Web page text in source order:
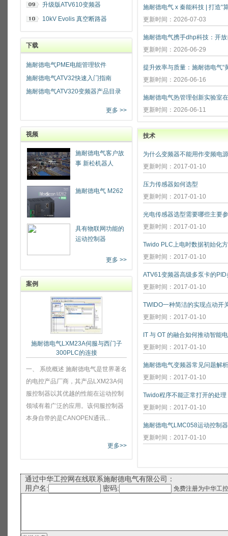
升级版ATV610变频器
10kV Evolis 真空断路器
下载
施耐德电气PME电能管理软件
施耐德电气ATV32快速入门指南
施耐德电气ATV320变频器产品目录
更多 >>
视频
施耐德电气客户故
事 新松机器人
施耐德电气 M262
具有物联网功能的
运动控制器
更多 >>
案例
施耐德电气LXM23A伺服与西门子
300PLC的连接
一、 系统概述 施耐德电气是世界著名
的电控产品厂商，其产品LXM23A伺
服控制器以其优越的性能在运动控制
领域有着广泛的应用。该伺服控制器
本身自带的是CANOPEN通讯...
更多>>
施耐德电气 x 秦能科技 | 打造“
更新时间：2026-07-03
更新时间：2026-06-29
更新时间：2026-06-16
更新时间：2026-06-11
技术
为什么变频器不能用作变频电
更新时间：2017-01-10
压力传感器如何选型
更新时间：2017-01-10
光电传感器选型需要哪些主要
更新时间：2017-01-10
Twido PLC上电时数据初始化
更新时间：2017-01-10
ATV61变频器高级多泵卡的
更新时间：2017-01-10
TWIDO一种简洁的实现点动开
更新时间：2017-01-10
IT 与 OT 的融合如何推动智能
更新时间：2017-01-10
施耐德电气变频器常见问题解析
更新时间：2017-01-10
Twido程序不能正常打开的处理
更新时间：2017-01-10
施耐德电气LMC058运动控制
更新时间：2017-01-10
通过中华工控网在线联系施耐德电气有限公司：
用户名:
密码: 免费注册为中华工